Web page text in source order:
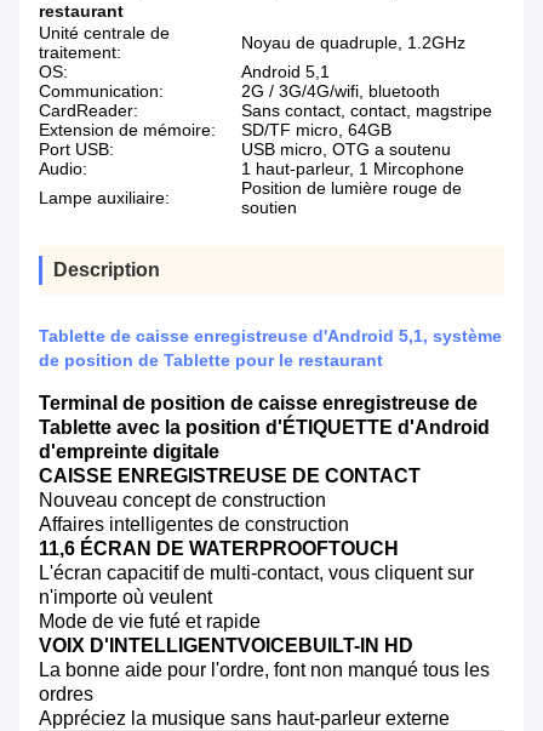
restaurant
Unité centrale de
traitement:
Noyau de quadruple, 1.2GHz
OS:
Android 5,1
Communication:
2G / 3G/4G/wifi, bluetooth
CardReader:
Sans contact, contact, magstripe
Extension de mémoire:
SD/TF micro, 64GB
Port USB:
USB micro, OTG a soutenu
Audio:
1 haut-parleur, 1 Mircophone
Lampe auxiliaire:
Position de lumière rouge de
soutien
Description
Tablette de caisse enregistreuse d'Android 5,1, système
de position de Tablette pour le restaurant
Terminal de position de caisse enregistreuse de
Tablette avec la position d'ÉTIQUETTE d'Android
d'empreinte digitale
CAISSE ENREGISTREUSE DE CONTACT
Nouveau concept de construction
Affaires intelligentes de construction
11,6 ÉCRAN DE WATERPROOFTOUCH
L'écran capacitif de multi-contact, vous cliquent sur
n'importe où veulent
Mode de vie futé et rapide
VOIX D'INTELLIGENTVOICEBUILT-IN HD
La bonne aide pour l'ordre, font non manqué tous les
ordres
Appréciez la musique sans haut-parleur externe